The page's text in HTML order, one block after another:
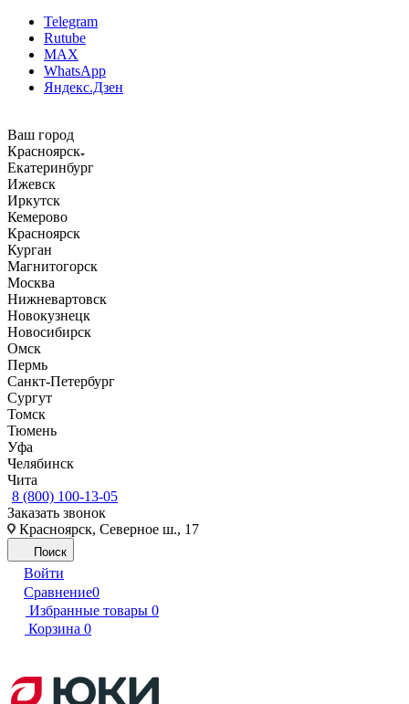
Telegram
Rutube
MAX
WhatsApp
Яндекс.Дзен
Ваш город
Красноярск
Екатеринбург
Ижевск
Иркутск
Кемерово
Красноярск
Курган
Магнитогорск
Москва
Нижневартовск
Новокузнецк
Новосибирск
Омск
Пермь
Санкт-Петербург
Сургут
Томск
Тюмень
Уфа
Челябинск
Чита
8 (800) 100-13-05
Заказать звонок
Красноярск, Северное ш., 17
Поиск
Войти
Сравнение0
Избранные товары 0
Корзина 0